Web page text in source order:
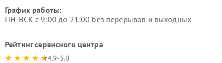
График работы:
ПН-ВСК с 9:00 до 21:00 без перерывов и выходных
Рейтинг сервисного центра
4.9-5.0